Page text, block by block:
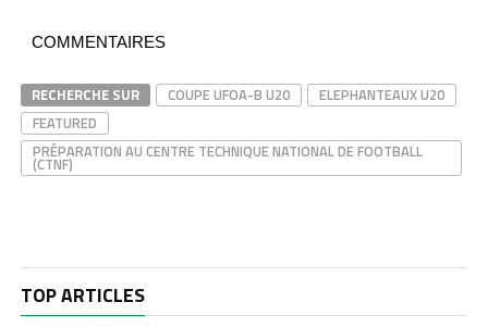
COMMENTAIRES
RECHERCHE SUR COUPE UFOA-B U20
ELEPHANTEAUX U20
FEATURED
PRÉPARATION AU CENTRE TECHNIQUE NATIONAL DE FOOTBALL
(CTNF)
TOP ARTICLES